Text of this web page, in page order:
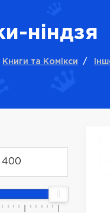
ніндзя
Книги та Комікси /